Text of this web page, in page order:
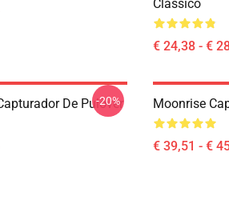
Clássico
€ 24,38 - €
De Pulôver
-20% Moonrise
€ 39,51 - €